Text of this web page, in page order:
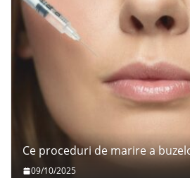
Ce proceduri de marire a
09/10/2025